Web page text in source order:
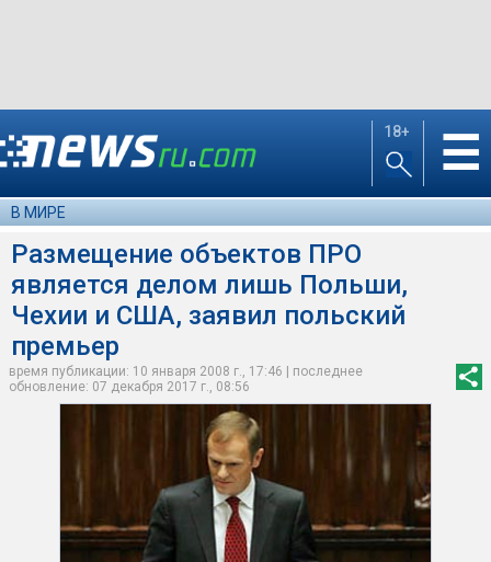
18+ ☰
В МИРЕ
Размещение объектов ПРО
является делом лишь Польши,
Чехии и США, заявил польский
премьер
время публикации: 10 января 2008 г., 17:46 | последнее
обновление: 07 декабря 2017 г., 08:56